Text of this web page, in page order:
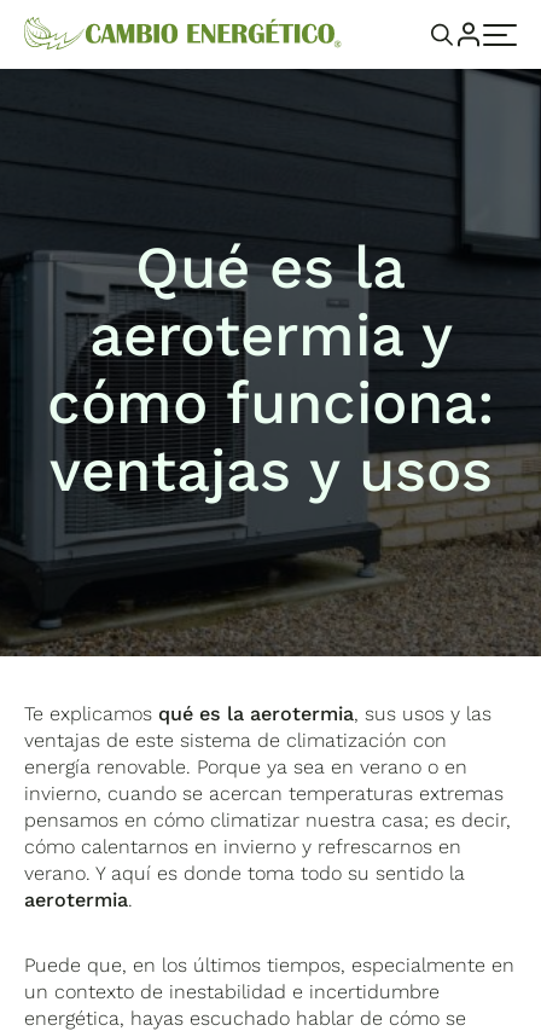
Qué es la
aerotermia y
cómo funciona:
ventajas y usos
Te explicamos qué es la aerotermia, sus usos y las
ventajas de este sistema de climatización con
energía renovable. Porque ya sea en verano o en
invierno, cuando se acercan temperaturas extremas
pensamos en cómo climatizar nuestra casa; es decir,
cómo calentarnos en invierno y refrescarnos en
verano. Y aquí es donde toma todo su sentido la
aerotermia.
Puede que, en los últimos tiempos, especialmente en
un contexto de inestabilidad e incertidumbre
energética, hayas escuchado hablar de cómo se